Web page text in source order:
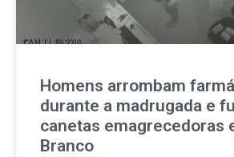
Homens arrombam
durante a madrugada e
canetas emagrecedoras
Branco